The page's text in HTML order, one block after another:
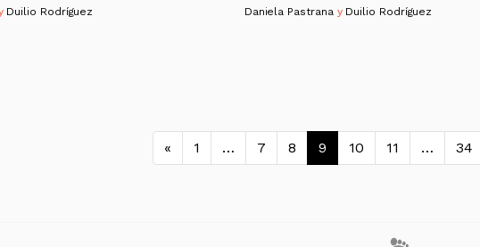
Duilio Rodríguez Daniela Pastranay Duilio Rodríguez
Navegación de entradas
« 1 … 7 8 9 10 11 … 34